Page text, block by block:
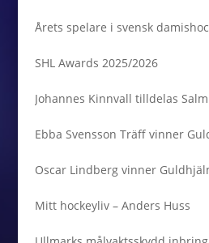
Årets spelare i svensk
SHL Awards 2025/2026
Johannes Kinnvall tilldelas
Ebba Svensson Träff vinner
Oscar Lindberg vinner
Mitt hockeyliv – Anders Huss